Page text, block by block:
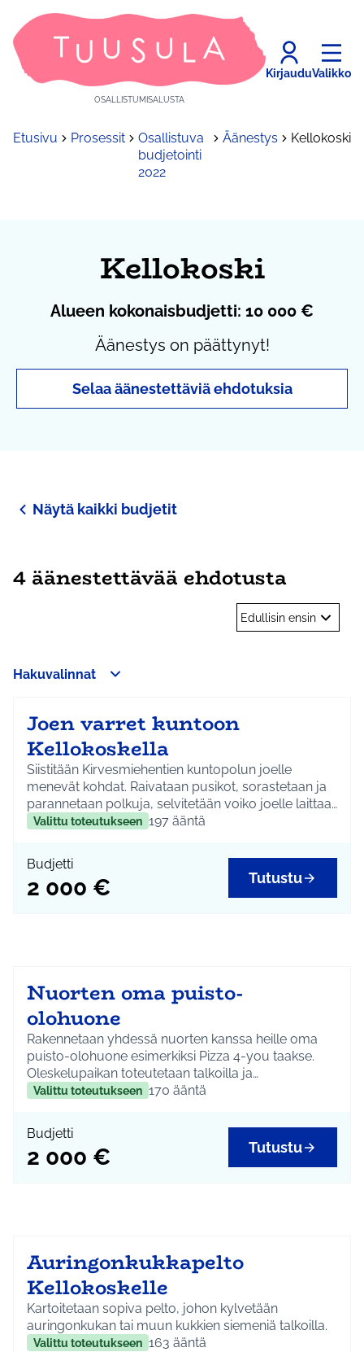
OSALLISTUMISALUSTA
KirjauduValikko
Etusivu Prosessit
Osallistuva
budjetointi
2022
Äänestys Kellokoski
Kellokoski
Alueen kokonaisbudjetti: 10 000 €
Äänestys on päättynyt!
Selaa äänestettäviä ehdotuksia
Näytä kaikki budjetit
4 äänestettävää ehdotusta
Edullisin ensin
Hakuvalinnat
Joen varret kuntoon
Kellokoskella
Siistitään Kirvesmiehentien kuntopolun joelle
menevät kohdat. Raivataan pusikot, sorastetaan ja
parannetaan polkuja, selvitetään voiko joelle laittaa
penkkejä ja pidetään roskatalkoot.
Valittu toteutukseen 197 ääntä
Budjetti
2 000 € Tutustu
Nuorten oma puisto-
olohuone
Rakennetaan yhdessä nuorten kanssa heille oma
puisto-olohuone esimerkiksi Pizza 4-you taakse.
Oleskelupaikan toteutetaan talkoilla ja
kierrätystavaroilla. Kaikki yhdistykset ja yritykset
kanssa.
Valittu toteutukseen 170 ääntä
Budjetti
2 000 € Tutustu
Auringonkukkapelto
Kellokoskelle
Kartoitetaan sopiva pelto, johon kylvetään
auringonkukan tai muun kukkien siemeniä talkoilla.
Valittu toteutukseen 163 ääntä